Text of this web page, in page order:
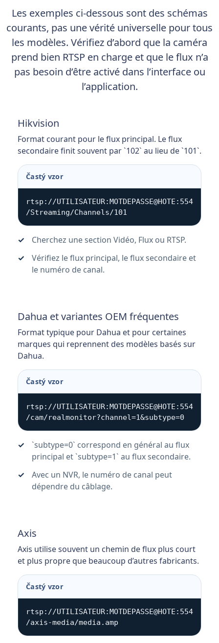
Les exemples ci-dessous sont des schémas
courants, pas une vérité universelle pour tous
les modèles. Vérifiez d’abord que la caméra
prend bien RTSP en charge et que le flux n’a
pas besoin d’être activé dans l’interface ou
l’application.
Hikvision
Format courant pour le flux principal. Le flux
secondaire finit souvent par `102` au lieu de `101`.
Častý vzor
rtsp://UTILISATEUR:MOTDEPASSE@HOTE:554
/Streaming/Channels/101
Cherchez une section Vidéo, Flux ou RTSP.
Vérifiez le flux principal, le flux secondaire et
le numéro de canal.
Dahua et variantes OEM fréquentes
Format typique pour Dahua et pour certaines
marques qui reprennent des modèles basés sur
Dahua.
Častý vzor
rtsp://UTILISATEUR:MOTDEPASSE@HOTE:554
/cam/realmonitor?channel=1&subtype=0
`subtype=0` correspond en général au flux
principal et `subtype=1` au flux secondaire.
Avec un NVR, le numéro de canal peut
dépendre du câblage.
Axis
Axis utilise souvent un chemin de flux plus court
et plus propre que beaucoup d’autres fabricants.
Častý vzor
rtsp://UTILISATEUR:MOTDEPASSE@HOTE:554
/axis-media/media.amp